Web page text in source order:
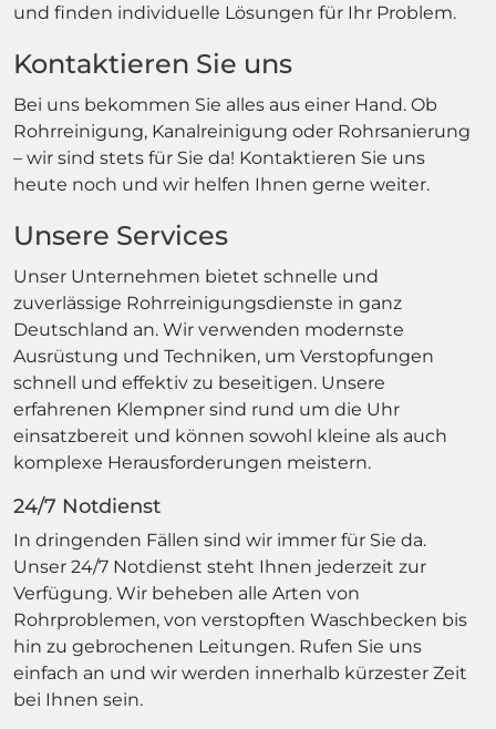
und finden individuelle Lösungen für Ihr Problem.
Kontaktieren Sie uns
Bei uns bekommen Sie alles aus einer Hand. Ob
Rohrreinigung, Kanalreinigung oder Rohrsanierung
– wir sind stets für Sie da! Kontaktieren Sie uns
heute noch und wir helfen Ihnen gerne weiter.
Unsere Services
Unser Unternehmen bietet schnelle und
zuverlässige Rohrreinigungsdienste in ganz
Deutschland an. Wir verwenden modernste
Ausrüstung und Techniken, um Verstopfungen
schnell und effektiv zu beseitigen. Unsere
erfahrenen Klempner sind rund um die Uhr
einsatzbereit und können sowohl kleine als auch
komplexe Herausforderungen meistern.
24/7 Notdienst
In dringenden Fällen sind wir immer für Sie da.
Unser 24/7 Notdienst steht Ihnen jederzeit zur
Verfügung. Wir beheben alle Arten von
Rohrproblemen, von verstopften Waschbecken bis
hin zu gebrochenen Leitungen. Rufen Sie uns
einfach an und wir werden innerhalb kürzester Zeit
bei Ihnen sein.